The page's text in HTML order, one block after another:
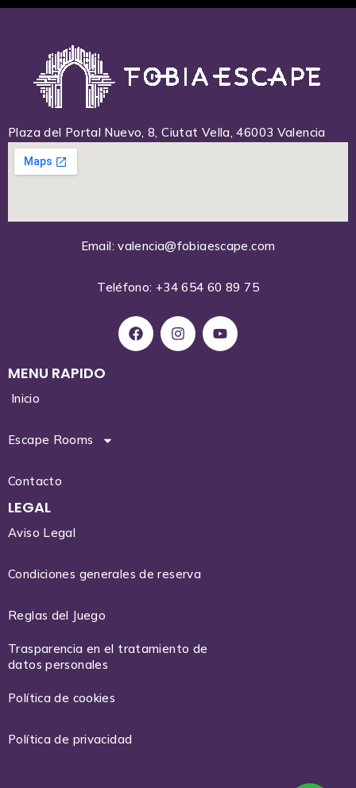
Plaza del Portal Nuevo, 8, Ciutat Vella, 46003 Valencia
Email: valencia@fobiaescape.com
Teléfono: +34 654 60 89 75
MENU RAPIDO
Inicio
Escape Rooms
Contacto
LEGAL
Aviso Legal
Condiciones generales de reserva
Reglas del Juego
Trasparencia en el tratamiento de
datos personales
Política de cookies
Política de privacidad